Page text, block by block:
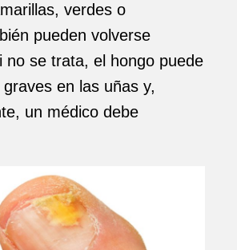
verdes o
pueden volverse
no se trata, el hongo puede
en las uñas y,
un médico debe